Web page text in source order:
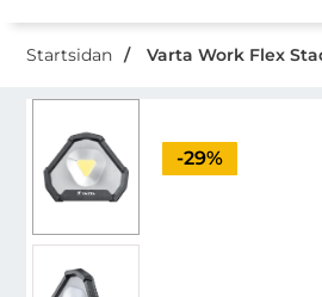
Startsidan Varta Work Flex
Priset är
-29%